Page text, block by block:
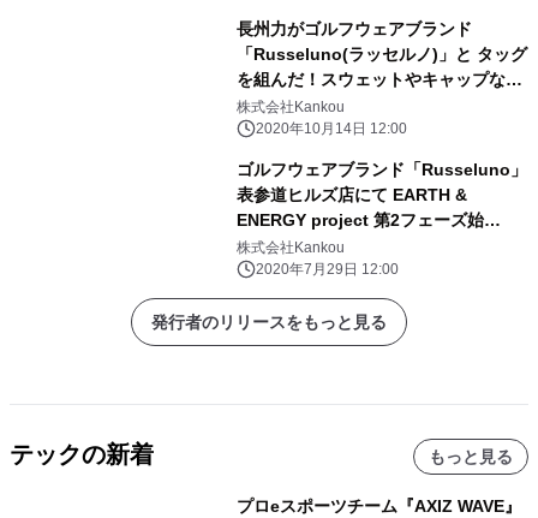
長州力がゴルフウェアブランド
「Russeluno(ラッセルノ)」と タッグ
を組んだ！スウェットやキャップなど
のコラボアイテムが 10月14日(水)発売
株式会社Kankou
2020年10月14日 12:00
ゴルフウェアブランド「Russeluno」
表参道ヒルズ店にて EARTH &
ENERGY project 第2フェーズ始
動！！
株式会社Kankou
2020年7月29日 12:00
発行者のリリースをもっと見る
テックの新着 もっと見る
プロeスポーツチーム『AXIZ WAVE』